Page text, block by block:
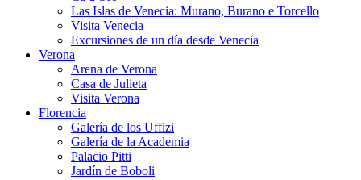
Las Islas de Venecia: Murano, Burano e Torcello
Visita Venecia
Excursiones de un día desde Venecia
Verona
Arena de Verona
Casa de Julieta
Visita Verona
Florencia
Galería de los Uffizi
Galería de la Academia
Palacio Pitti
Jardín de Boboli